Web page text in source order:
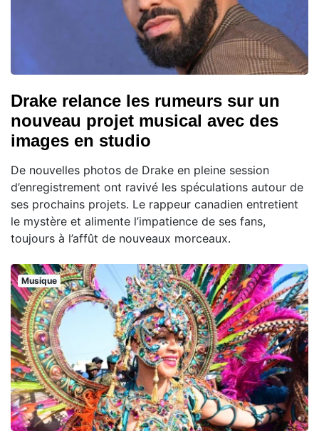
Drake relance les rumeurs sur un
nouveau projet musical avec des
images en studio
De nouvelles photos de Drake en pleine session
d’enregistrement ont ravivé les spéculations autour de
ses prochains projets. Le rappeur canadien entretient
le mystère et alimente l’impatience de ses fans,
toujours à l’affût de nouveaux morceaux.
Musique